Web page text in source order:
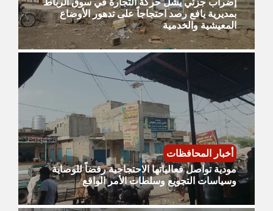
إضراب جزئي يشل حركة التجارة في سوق الرباط
بمديرية يافع رصد احتجاجاً على تدهور الأوضاع
المعيشية والخدمية
أخبار المحافظات
مودية تواصل فعالياتها الاحتجاجية رفضاً للوصاية
وسياسات التجويع وسلطات الأمر الواقع